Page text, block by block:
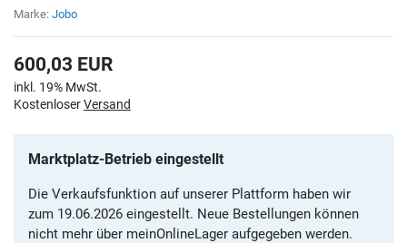
Marke: Jobo
600,03 EUR
inkl. 19% MwSt.
KostenloserVersand
Marktplatz-Betrieb eingestellt
Die Verkaufsfunktion auf unserer Plattform haben wir
zum 19.06.2026 eingestellt. Neue Bestellungen können
nicht mehr über meinOnlineLager aufgegeben werden.